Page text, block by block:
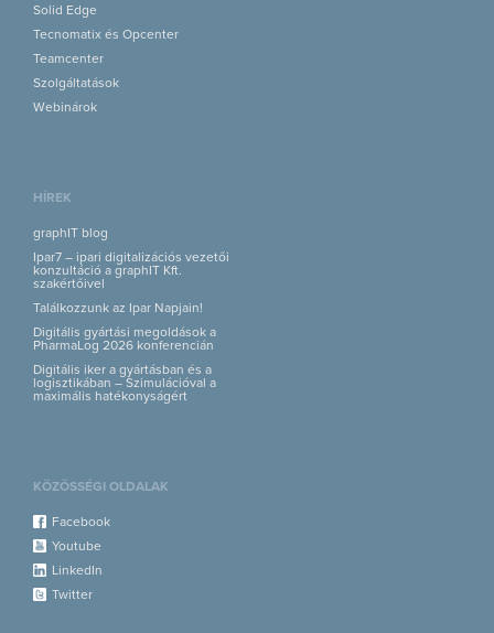
Solid Edge
Tecnomatix és Opcenter
Teamcenter
Szolgáltatások
Webinárok
HÍREK
graphIT blog
Ipar7 – ipari digitalizációs vezetői
konzultáció a graphIT Kft.
szakértőivel
Találkozzunk az Ipar Napjain!
Digitális gyártási megoldások a
PharmaLog 2026 konferencián
Digitális iker a gyártásban és a
logisztikában – Szimulációval a
maximális hatékonyságért
KÖZÖSSÉGI OLDALAK
Facebook
Youtube
LinkedIn
Twitter